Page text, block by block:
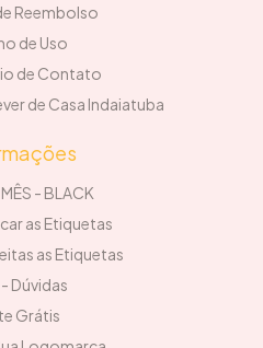
Reembolso
de Uso
de Contato
de Casa Indaiatuba
- BLACK
as Etiquetas
as Etiquetas
- Dúvidas
Grátis